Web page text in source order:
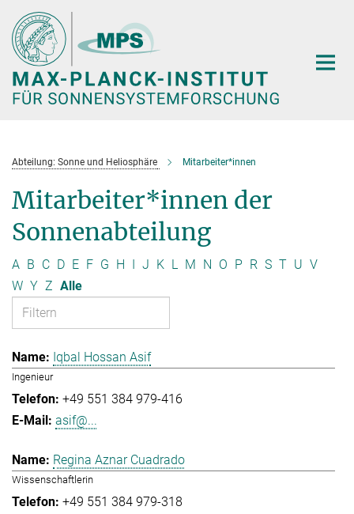
Hauptinhalt
Abteilung: Sonne und Heliosphäre Mitarbeiter*innen
Mitarbeiter*innen der
Sonnenabteilung
A B C D E F G H I J K L M N O P R S T U V
W Y Z Alle
Iqbal Hossan Asif
Ingenieur
+49 551 384 979-416
asif@...
Regina Aznar Cuadrado
Wissenschaftlerin
+49 551 384 979-318